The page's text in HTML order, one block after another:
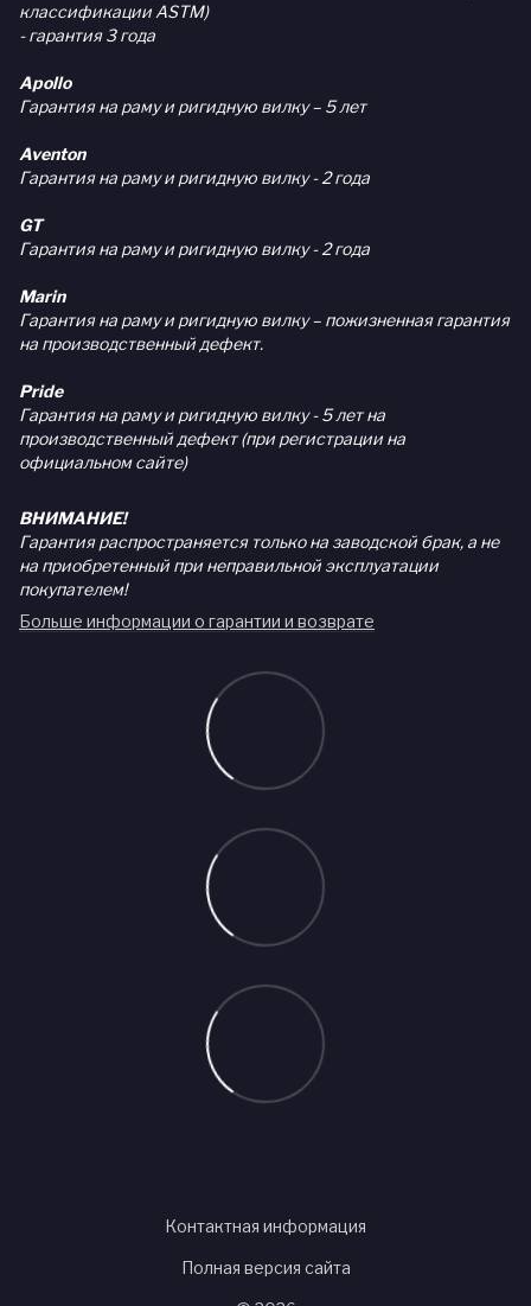
классификации ASTM)
- гарантия 3 года
Apollo
Гарантия на раму и ригидную вилку – 5 лет
Aventon
Гарантия на раму и ригидную вилку - 2 года
GT
Гарантия на раму и ригидную вилку - 2 года
Marin
Гарантия на раму и ригидную вилку – пожизненная гарантия
на производственный дефект.
Pride
Гарантия на раму и ригидную вилку - 5 лет на
производственный дефект (при регистрации на
официальном сайте)
ВНИМАНИЕ!
Гарантия распространяется только на заводской брак, а не
на приобретенный при неправильной эксплуатации
покупателем!
Больше информации о гарантии и возврате
Контактная информация
Полная версия сайта